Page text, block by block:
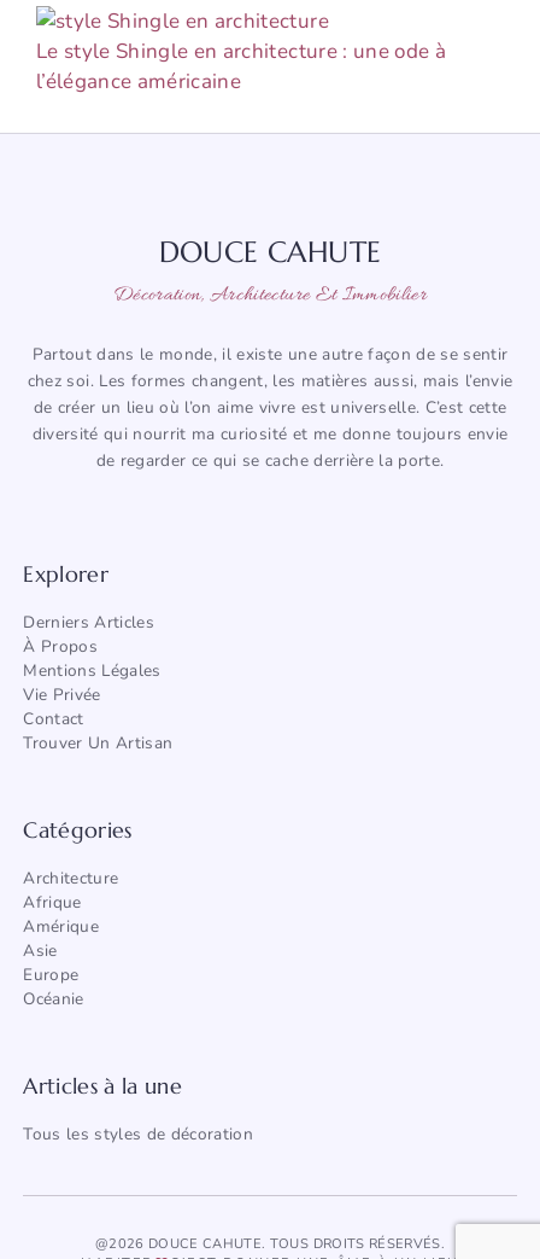
Le style Shingle en architecture : une ode à
l’élégance américaine
DOUCE CAHUTE
Décoration, Architecture Et Immobilier
Partout dans le monde, il existe une autre façon de se sentir
chez soi. Les formes changent, les matières aussi, mais l’envie
de créer un lieu où l’on aime vivre est universelle. C’est cette
diversité qui nourrit ma curiosité et me donne toujours envie
de regarder ce qui se cache derrière la porte.
Explorer
Derniers Articles
À Propos
Mentions Légales
Vie Privée
Contact
Trouver Un Artisan
Catégories
Architecture
Afrique
Amérique
Asie
Europe
Océanie
Articles à la une
Tous les styles de décoration
@2026 DOUCE CAHUTE. TOUS DROITS RÉSERVÉS.